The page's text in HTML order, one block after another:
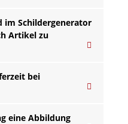
im Schildergenerator
Artikel zu
bei
eine Abbildung